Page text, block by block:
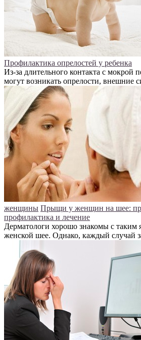
Профилактика опрелостей у ребенка
Из-за длительного контакта с мокрой
могут возникать опрелости, внешние
женщины Прыщи у женщин на шее:
профилактика и лечение
Дерматологи хорошо знакомы с
женской шее. Однако, каждый случай